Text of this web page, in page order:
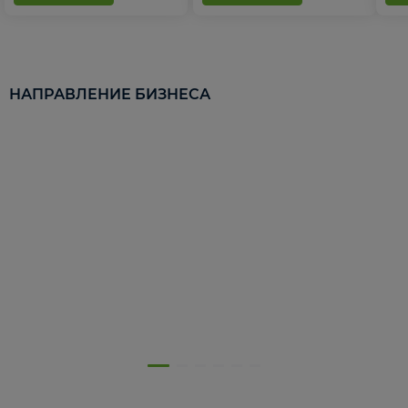
НАПРАВЛЕНИЕ БИЗНЕСА